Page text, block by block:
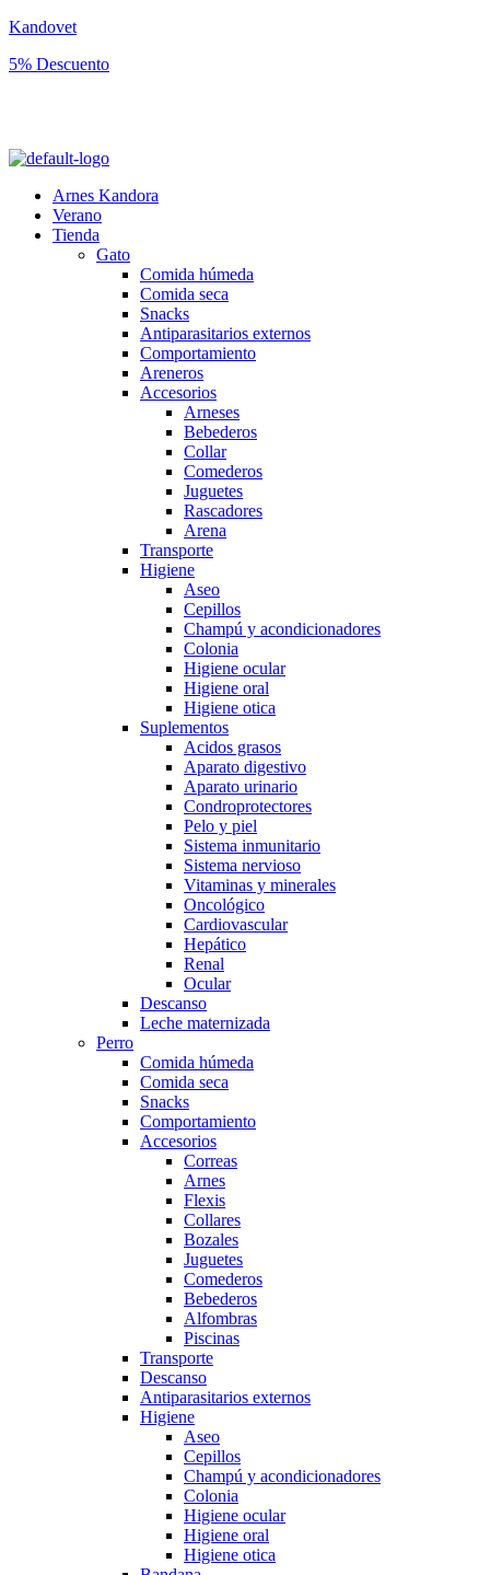
Kandovet
5% Descuento
Arnes Kandora
Verano
Tienda
Gato
Comida húmeda
Comida seca
Snacks
Antiparasitarios externos
Comportamiento
Areneros
Accesorios
Arneses
Bebederos
Collar
Comederos
Juguetes
Rascadores
Arena
Transporte
Higiene
Aseo
Cepillos
Champú y acondicionadores
Colonia
Higiene ocular
Higiene oral
Higiene otica
Suplementos
Acidos grasos
Aparato digestivo
Aparato urinario
Condroprotectores
Pelo y piel
Sistema inmunitario
Sistema nervioso
Vitaminas y minerales
Oncológico
Cardiovascular
Hepático
Renal
Ocular
Descanso
Leche maternizada
Perro
Comida húmeda
Comida seca
Snacks
Comportamiento
Accesorios
Correas
Arnes
Flexis
Collares
Bozales
Juguetes
Comederos
Bebederos
Alfombras
Piscinas
Transporte
Descanso
Antiparasitarios externos
Higiene
Aseo
Cepillos
Champú y acondicionadores
Colonia
Higiene ocular
Higiene oral
Higiene otica